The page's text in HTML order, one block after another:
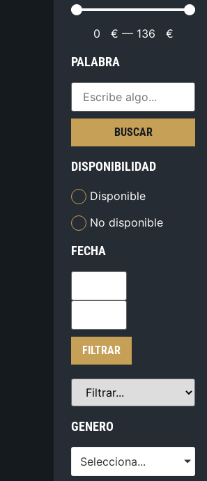
0 € — 136 €
PALABRA
BUSCAR
DISPONIBILIDAD
Disponible
No disponible
FECHA
FILTRAR
GENERO
Selecciona...